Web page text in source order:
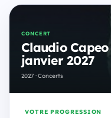
CONCERT
Claudio
janvier 2027
2027 · Concerts
VOTRE PROGRESSION